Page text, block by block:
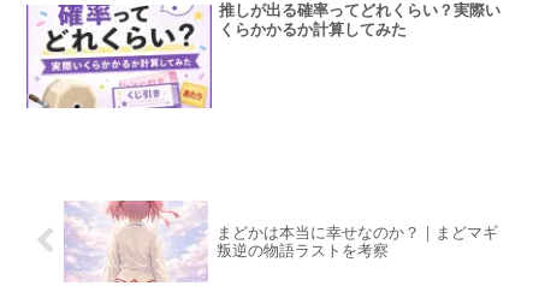
推しが出る確率ってどれくらい？実際い
くらかかるか計算してみた
まどかは本当に幸せなのか？｜まどマギ
叛逆の物語ラストを考察